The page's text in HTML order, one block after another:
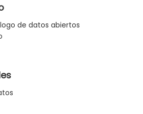
de datos abiertos